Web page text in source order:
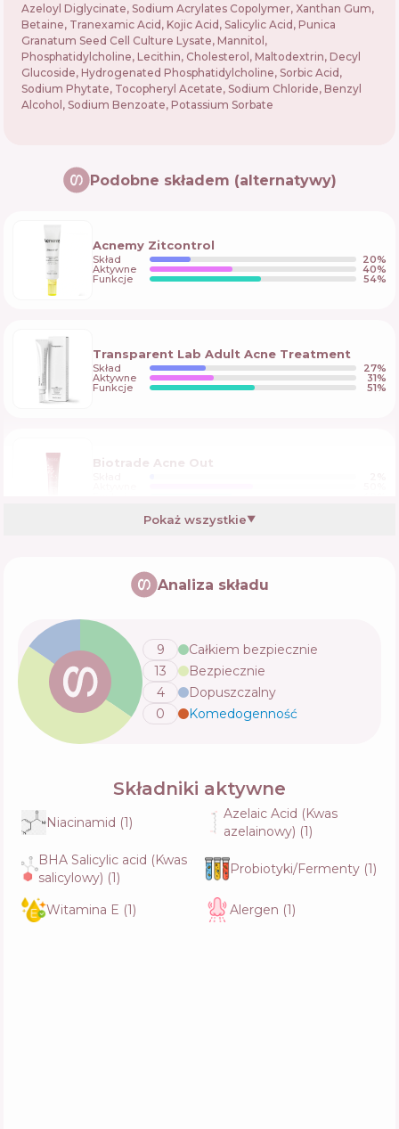
Azeloyl Diglycinate, Sodium Acrylates Copolymer, Xanthan Gum,
Betaine, Tranexamic Acid, Kojic Acid, Salicylic Acid, Punica
Granatum Seed Cell Culture Lysate, Mannitol,
Phosphatidylcholine, Lecithin, Cholesterol, Maltodextrin, Decyl
Glucoside, Hydrogenated Phosphatidylcholine, Sorbic Acid,
Sodium Phytate, Tocopheryl Acetate, Sodium Chloride, Benzyl
Alcohol, Sodium Benzoate, Potassium Sorbate
Podobne składem (alternatywy)
Acnemy Zitcontrol
Skład 20%
Aktywne 40%
Funkcje 54%
Transparent Lab Adult Acne Treatment
Skład 27%
Aktywne 31%
Funkcje 51%
Biotrade Acne Out
Kodi Professional Anti-Acne Cream
Aktywne
Dr. Althea Melaclear Cream
Skład
Aktywne
Funkcje
Pokaż wszystkie▼
Analiza składu
9
Całkiem bezpiecznie
13
Bezpiecznie
4
Dopuszczalny
0
Komedogenność
Składniki aktywne
Niacinamid (1)
Azelaic Acid (Kwas
azelainowy) (1)
BHA Salicylic acid (Kwas
salicylowy) (1)
Probiotyki/Fermenty (1)
Witamina E (1) Alergen (1)